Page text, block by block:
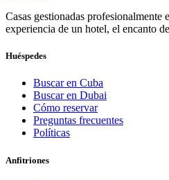
Casas gestionadas
experiencia de un hotel, el encanto
Huéspedes
Buscar en Cuba
Buscar en Dubai
Cómo reservar
Preguntas frecuentes
Políticas
Anfitriones